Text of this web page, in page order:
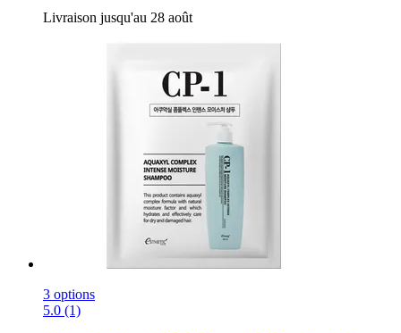
Livraison jusqu'au 28 août
3 options
5.0 (1)